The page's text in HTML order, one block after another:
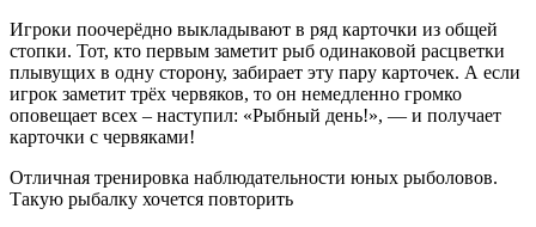
Игроки поочерёдно выкладывают в ряд карточки из общей
стопки. Тот, кто первым заметит рыб одинаковой расцветки
плывущих в одну сторону, забирает эту пару карточек. А если
игрок заметит трёх червяков, то он немедленно громко
оповещает всех – наступил: «Рыбный день!», — и получает
карточки с червяками!
Отличная тренировка наблюдательности юных рыболовов.
Такую рыбалку хочется повторить